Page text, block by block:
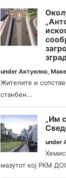
underАктуелно,
Жителите и
станбен...
„Им
under
мазутот кој РКМ